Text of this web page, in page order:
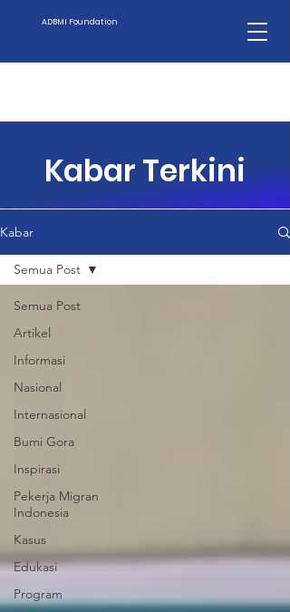
ADBMI Foundation
Kabar Terkini
Kabar
Semua Post
Artikel
Informasi
Nasional
Internasional
Bumi Gora
Inspirasi
Pekerja Migran
Indonesia
Kasus
Edukasi
Program
Semua Post